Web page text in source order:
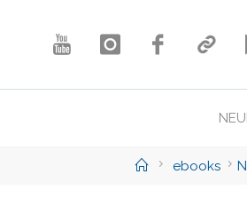
Homeebooks